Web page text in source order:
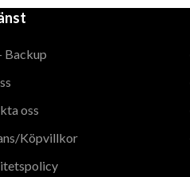
Backup
oss
Köpvillkor